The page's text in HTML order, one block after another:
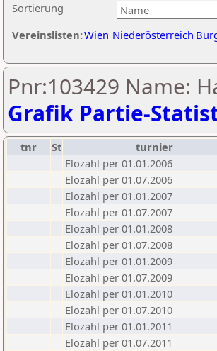
Sortierung
Vereinslisten:Wien Niederösterreich
Pnr:103429 Name:
Grafik Partie-
tnr St turnier
Elozahl per 01.01.2006
Elozahl per 01.07.2006
Elozahl per 01.01.2007
Elozahl per 01.07.2007
Elozahl per 01.01.2008
Elozahl per 01.07.2008
Elozahl per 01.01.2009
Elozahl per 01.07.2009
Elozahl per 01.01.2010
Elozahl per 01.07.2010
Elozahl per 01.01.2011
Elozahl per 01.07.2011